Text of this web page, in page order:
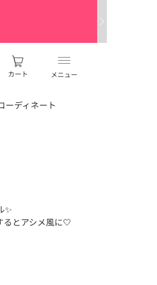
メニュー
カート
ーディネート
✨
とアシメ風に‎🤍